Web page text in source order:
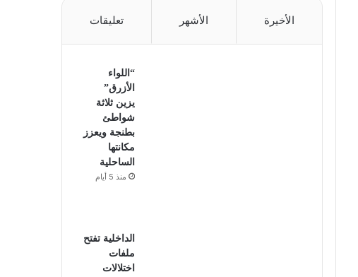
الأخيرة الأشهر تعليقات
“اللواء
الأزرق”
يزين ثلاثة
شواطئ
بطنجة ويعزز
مكانتها
الساحلية
منذ 5 أيام
الداخلية تفتح
ملفات
اختلالات